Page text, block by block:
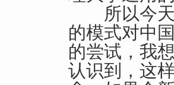
所以今天
的模式对中
的尝试，我
认识到，这